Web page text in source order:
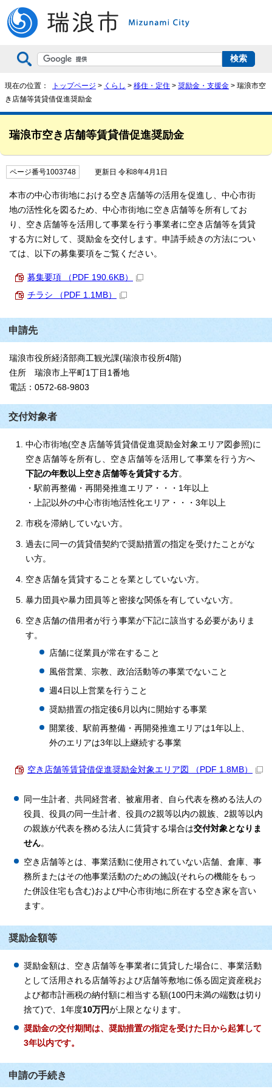
現在の位置： トップページ > くらし > 移住・定住 > 奨励金・支援金 > 瑞浪市空
き店舗等賃貸借促進奨励金
瑞浪市空き店舗等賃貸借促進奨励金
ページ番号1003748 更新日 令和8年4月1日
本市の中心市街地における空き店舗等の活用を促進し、中心市街
地の活性化を図るため、中心市街地に空き店舗等を所有してお
り、空き店舗等を活用して事業を行う事業者に空き店舗等を賃貸
する方に対して、奨励金を交付します。申請手続きの方法につい
ては、以下の募集要項をご覧ください。
募集要項 （PDF 190.6KB）
チラシ （PDF 1.1MB）
申請先
瑞浪市役所経済部商工観光課(瑞浪市役所4階)
住所 瑞浪市上平町1丁目1番地
電話：0572-68-9803
交付対象者
中心市街地(空き店舗等賃貸借促進奨励金対象エリア図参照)に
空き店舗等を所有し、空き店舗等を活用して事業を行う方へ
下記の年数以上空き店舗等を賃貸する方。
・駅前再整備・再開発推進エリア・・・1年以上
・上記以外の中心市街地活性化エリア・・・3年以上
市税を滞納していない方。
過去に同一の賃貸借契約で奨励措置の指定を受けたことがな
い方。
空き店舗を賃貸することを業としていない方。
暴力団員や暴力団員等と密接な関係を有していない方。
空き店舗の借用者が行う事業が下記に該当する必要がありま
す。
店舗に従業員が常在すること
風俗営業、宗教、政治活動等の事業でないこと
週4日以上営業を行うこと
奨励措置の指定後6月以内に開始する事業
開業後、駅前再整備・再開発推進エリアは1年以上、
外のエリアは3年以上継続する事業
空き店舗等賃貸借促進奨励金対象エリア図 （PDF 1.8MB）
同一生計者、共同経営者、被雇用者、自ら代表を務める法人の
役員、役員の同一生計者、役員の2親等以内の親族、2親等以内
の親族が代表を務める法人に賃貸する場合は交付対象となりま
せん。
空き店舗等とは、事業活動に使用されていない店舗、倉庫、事
務所またはその他事業活動のための施設(それらの機能をもっ
た併設住宅も含む)および中心市街地に所在する空き家を言い
ます。
奨励金額等
奨励金額は、空き店舗等を事業者に賃貸した場合に、事業活動
として活用される店舗等および店舗等敷地に係る固定資産税お
よび都市計画税の納付額に相当する額(100円未満の端数は切り
捨て)で、1年度10万円が上限となります。
奨励金の交付期間は、 奨励措置の指定を受けた日から起算して
3年以内です。
申請の手続き